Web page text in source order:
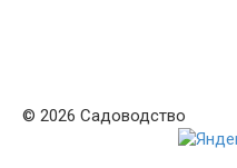
© 2026 Садоводство